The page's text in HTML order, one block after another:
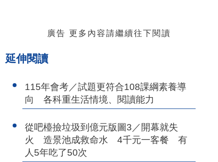
廣告 更多內容請繼續往下閱讀
延伸閱讀
115年會考／試題更符合108課綱素養導
向 各科重生活情境、閱讀能力
從吧檯撿垃圾到億元版圖3／開幕就失
火 造景池成救命水 4千元一客餐 有
人5年吃了50次